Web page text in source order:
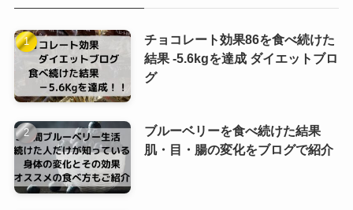
チョコレート効果86を食べ続けた
結果 -5.6kgを達成 ダイエットブロ
グ
ブルーベリーを食べ続けた結果
肌・目・腸の変化をブログで紹介